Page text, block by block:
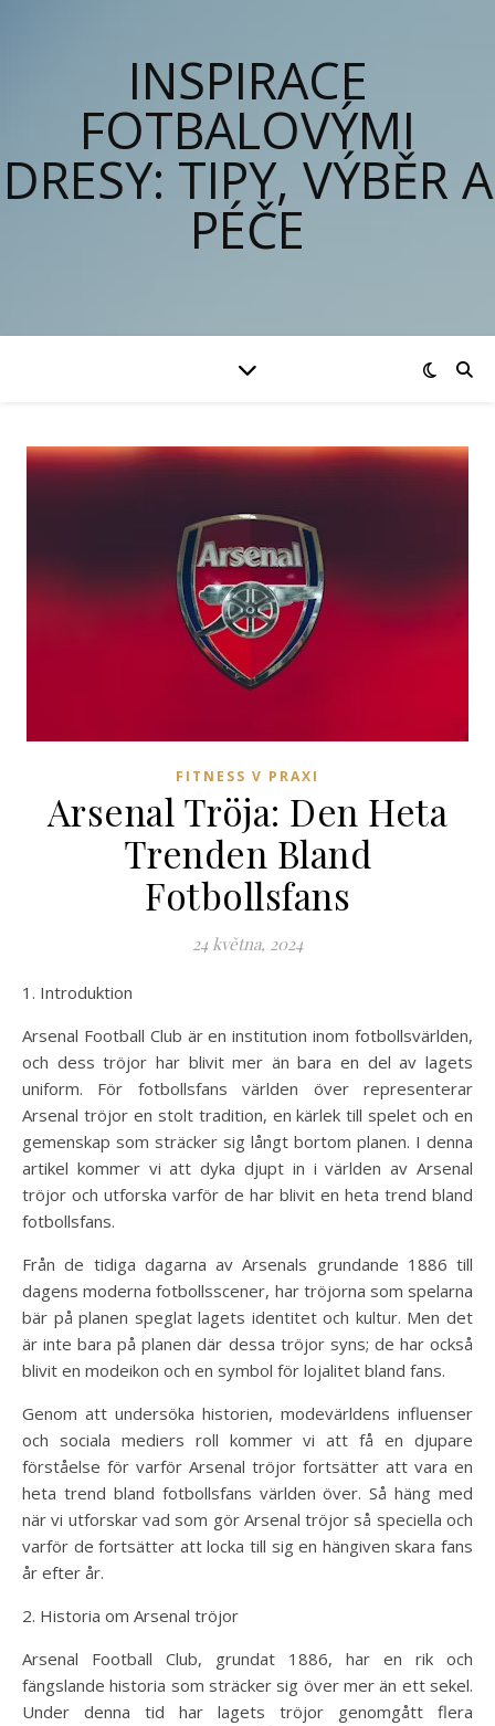
INSPIRACE
FOTBALOVÝMI
DRESY: TIPY, VÝBĚR A
PÉČE
FITNESS V PRAXI
Arsenal Tröja: Den Heta
Trenden Bland
Fotbollsfans
24 května, 2024
1. Introduktion
Arsenal Football Club är en institution inom fotbollsvärlden,
och dess tröjor har blivit mer än bara en del av lagets
uniform. För fotbollsfans världen över representerar
Arsenal tröjor en stolt tradition, en kärlek till spelet och en
gemenskap som sträcker sig långt bortom planen. I denna
artikel kommer vi att dyka djupt in i världen av Arsenal
tröjor och utforska varför de har blivit en heta trend bland
fotbollsfans.
Från de tidiga dagarna av Arsenals grundande 1886 till
dagens moderna fotbollsscener, har tröjorna som spelarna
bär på planen speglat lagets identitet och kultur. Men det
är inte bara på planen där dessa tröjor syns; de har också
blivit en modeikon och en symbol för lojalitet bland fans.
Genom att undersöka historien, modevärldens influenser
och sociala mediers roll kommer vi att få en djupare
förståelse för varför Arsenal tröjor fortsätter att vara en
heta trend bland fotbollsfans världen över. Så häng med
när vi utforskar vad som gör Arsenal tröjor så speciella och
varför de fortsätter att locka till sig en hängiven skara fans
år efter år.
2. Historia om Arsenal tröjor
Arsenal Football Club, grundat 1886, har en rik och
fängslande historia som sträcker sig över mer än ett sekel.
Under denna tid har lagets tröjor genomgått flera